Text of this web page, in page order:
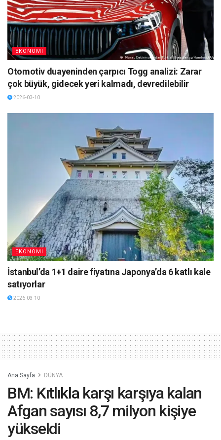
EKONOMI
Otomotiv duayeninden çarpıcı Togg analizi: Zarar
çok büyük, gidecek yeri kalmadı, devredilebilir
2026-03-10
EKONOMI
İstanbul’da 1+1 daire fiyatına Japonya’da 6 katlı kale
satıyorlar
2026-03-10
Ana Sayfa DÜNYA
BM: Kıtlıkla karşı karşıya kalan
Afgan sayısı 8,7 milyon kişiye
yükseldi